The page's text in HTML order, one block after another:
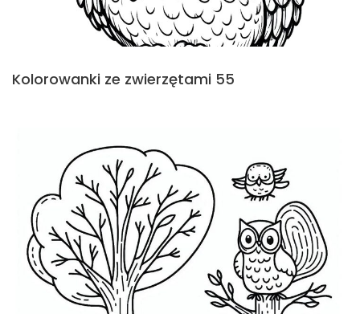
Kolorowanki ze zwierzętami 55